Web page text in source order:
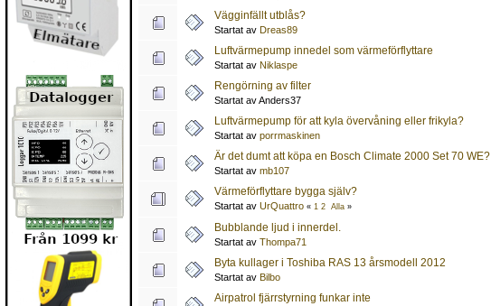
Vägginfällt utblås?
Startat av Dreas89
Luftvärmepump innedel som värmeförflyttare
Startat av Niklaspe
Rengörning av filter
Startat av Anders37
Luftvärmepump för att kyla övervåning eller frikyla?
Startat av porrmaskinen
Är det dumt att köpa en Bosch Climate 2000 Set 70 WE?
Startat av mb107
Värmeförflyttare bygga själv?
Startat av UrQuattro « 1 2 Alla »
Bubblande ljud i innerdel.
Startat av Thompa71
Byta kullager i Toshiba RAS 13 årsmodell 2012
Startat av Bilbo
Airpatrol fjärrstyrning funkar inte